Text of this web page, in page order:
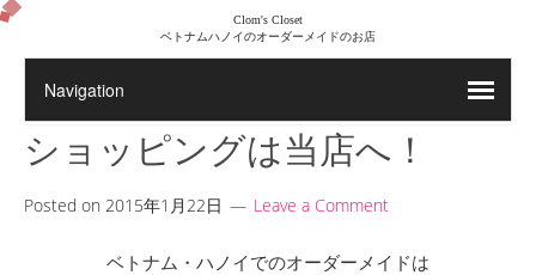
Clom's Closet
ベトナムハノイのオーダーメイドのお店
ショッピングは当店へ！
Posted on 2015年1月22日 Leave a Comment
ベトナム・ハノイでのオーダーメイドは